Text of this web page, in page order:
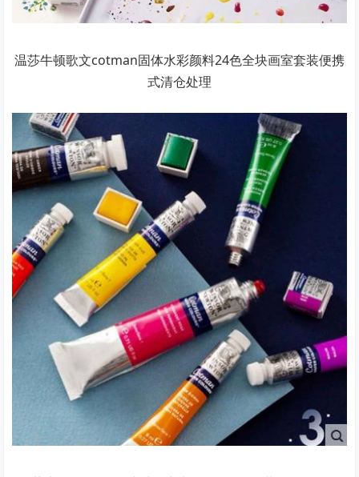
温莎牛顿歌文cotman固体水彩颜料24色全块画室套装便携
式清仓处理